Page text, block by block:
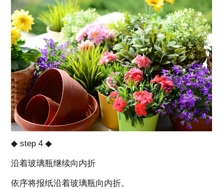
◆ step 4 ◆
沿着玻璃瓶继续向内折
依序将报纸沿着玻璃瓶向内折。